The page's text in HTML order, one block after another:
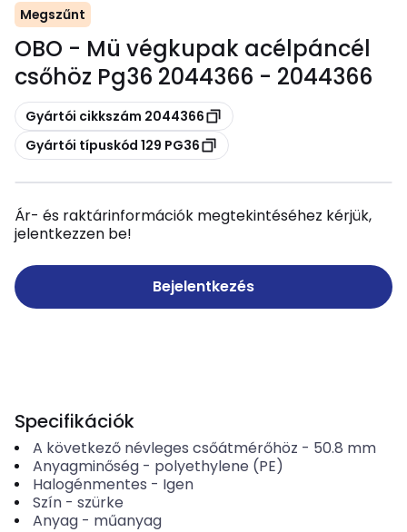
Megszűnt
OBO - Mü végkupak acélpáncél
csőhöz Pg36 2044366 - 2044366
Másolás
Gyártói cikkszám 2044366
Másolás
Gyártói típuskód 129 PG36
Ár- és raktárinformációk megtekintéséhez kérjük,
jelentkezzen be!
Bejelentkezés
Specifikációk
A következő névleges csőátmérőhöz - 50.8 mm
Anyagminőség- polyethylene (PE)
Halogénmentes - Igen
Szín- szürke
Anyag- műanyag